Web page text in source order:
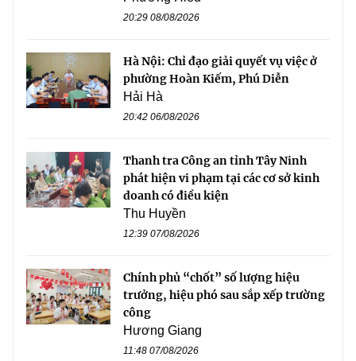
20:29 08/08/2026
Hà Nội: Chỉ đạo giải quyết vụ việc ở
phường Hoàn Kiếm, Phú Diễn
Hải Hà
20:42 06/08/2026
Thanh tra Công an tỉnh Tây Ninh
phát hiện vi phạm tại các cơ sở kinh
doanh có điều kiện
Thu Huyền
12:39 07/08/2026
Chính phủ “chốt” số lượng hiệu
trưởng, hiệu phó sau sắp xếp trường
công
Hương Giang
11:48 07/08/2026